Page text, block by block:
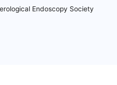
Endoscopy Society